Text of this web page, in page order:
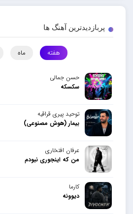
پربازدیدترین آهنگ ها
هفته ماه
حسن جمالی
سکسکه
توحید پیری قراقیه
بیمار (هوش مصنوعی)
عرفان افتخاری
من که اینجوری نبودم
کارما
دیوونه